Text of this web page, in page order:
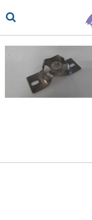
direct
naar
de
hoofdinhoud